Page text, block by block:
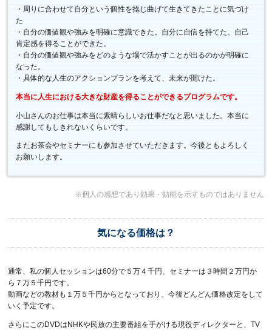
・周りに合わせて自分という個性を捻じ曲げて生きてきたことに気づけ
た
・自分の価値観や強みを明確に意識できた。自分に自信を持てた。自己
肯定感を得ることができた。
・自分の価値観や強みをどのような場で活かすことが出るのかが明確に
なった。
・具体的な人生のアクションプランを考えて、未来が開けた。
本当に人生における大きな財産を得ることができるプログラムです。
小山さんのお仕事は本当に素晴らしいお仕事だなと思いました。本当に
感謝してもしきれないくらいです。
またお茶会やセミナーにも参加させていただきます。今後ともよろしく
お願いします。
※個人の感想であり効果・効能を示すものではありません
気になる価格は？
通常、私の個人セッションは60分で５万４千円、セミナーは３時間２万円か
ら７万５千円です。
動画などの教材も１万５千円からとなっており、今後どんどん価格改定をして
いく予定です。
さらにこのDVDはNHKや民放の主要番組を手がける現役ディレクターと、TV